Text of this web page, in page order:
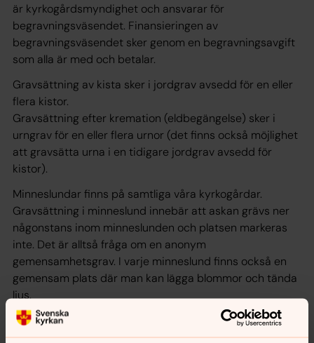
är kyrkogårdsmyndighet och ansvarar för
begravningsväsendet. Finansieringen av
begravningsväsendet sker genom en begravningsavgift
som alla är med och betalar.
Gravsättning av kista sker i jordgrav avsedd för en eller
flera kistor.
Gravsättning efter kremation (eldbegängelse) sker i
urngrav för en eller flera urnor (det finns också möjlighet
att gravsätta urna i en tidigare jordgrav avsedd för
kistor).
Minneslundar finns på samtliga våra kyrkogårdar.
Gravsättning i minneslund innebär att askan grävs ner
någonstans inom minneslunden och platsen markeras
inte. Det är alltså fråga om en anonym
gemensamhetsgrav. I varje minneslund finns också en
gemensam plats där man kan lägga blommor och tända
ljus.
Ha inte för bråttom med att välja minneslund utan tänk
igenom, och känn efter, vad du tror det innebär att inte